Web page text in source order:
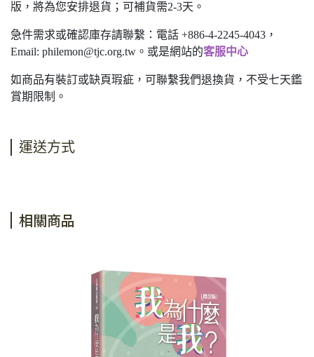
版，將為您安排退貨；可補貨需2-3天。
急件需求或確認庫存請聯繫：電話 +886-4-2245-4043，
Email: philemon@tjc.org.tw 。或是網站的客服中心
如商品有裝訂或缺頁瑕疵，可聯繫我們退換貨，不受七天鑑
賞期限制。
運送方式
相關商品